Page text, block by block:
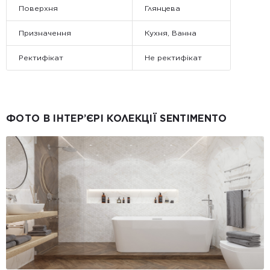
Поверхня Глянцева
Призначення Кухня, Ванна
Ректифікат Не ректифікат
ФОТО В ІНТЕР’ЄРІ КОЛЕКЦІЇ SENTIMENTO